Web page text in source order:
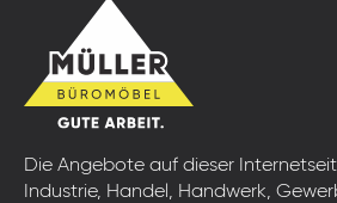
Die Angebote auf dieser
Industrie, Handel, Handwerk,